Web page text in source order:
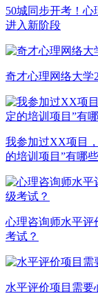
50城同步开考！
进入新阶段
奇才心理网络大学
我参加过XX项目
的培训项目”有哪
心理咨询师水平评
考试？
水平评价项目需要